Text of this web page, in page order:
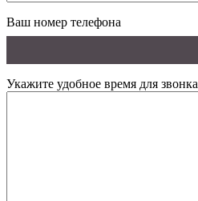
Ваш номер телефона
Укажите удобное время для звонка